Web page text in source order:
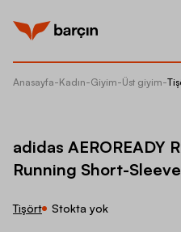
Anasayfa-Kadın-Giyim-Üst giyim-
adidas AEROREADY
Running Short-
Tişört Stokta yok